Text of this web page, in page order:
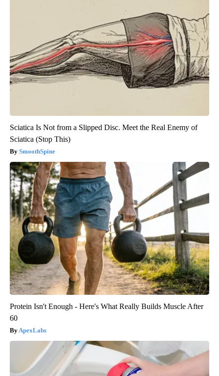
Sciatica Is Not from a Slipped Disc. Meet the Real Enemy of
Sciatica (Stop This)
SmoothSpine
Protein Isn't Enough - Here's What Really Builds Muscle After
60
ApexLabs